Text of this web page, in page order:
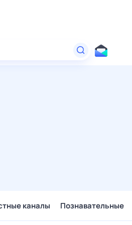
каналы Познавательные